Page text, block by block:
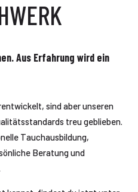
Aus Erfahrung wird ein
sind aber unseren
treu geblieben.
Tauchausbildung,
Beratung und